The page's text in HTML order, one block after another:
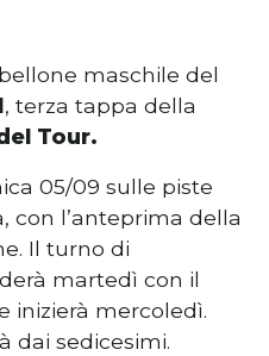
maschile del
, terza tappa della
Tour.
05/09 sulle piste
con l’anteprima della
Il turno di
martedì con il
inizierà mercoledì.
dai sedicesimi.